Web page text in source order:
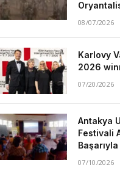
08/07/2026
Karlovy
2026
07/20/2026
Antakya
Festivali
07/10/2026